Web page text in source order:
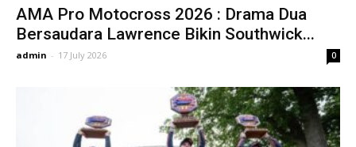
AMA Pro Motocross 2026 : Drama Dua
Bersaudara Lawrence Bikin Southwick...
admin - 17 July 2026 0